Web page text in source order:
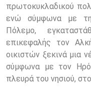
πρωτοκυκλαδικού
ενώ σύμφωνα με
Πόλεμο,
επικεφαλής τον
οικιστών ξεκινά μια
σύμφωνα με τον
πλευρά του νησιού,